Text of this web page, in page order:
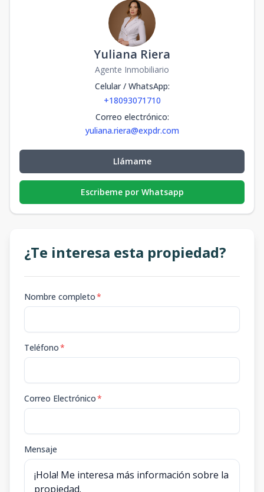
Yuliana Riera
Agente Inmobiliario
Celular / WhatsApp:
+18093071710
Correo electrónico:
yuliana.riera@expdr.com
Llámame
Escribeme por Whatsapp
¿Te interesa esta propiedad?
Nombre completo*
Teléfono*
Correo Electrónico*
Mensaje